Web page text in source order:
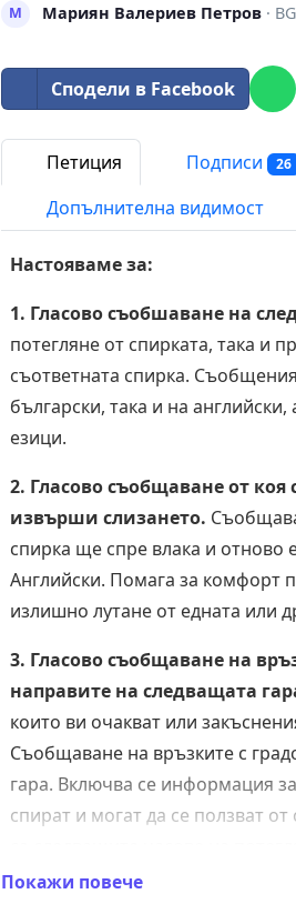
М Мариян Валериев Петров· BG
Сподели в Facebook
Петиция Подписи 26
Допълнителна видимост
Настояваме за:
1. Гласово съобшаване на
потегляне от спирката, така и
съответната спирка.
български, така и на
езици.
2. Гласово съобщаване от коя
извърши слизането.
спирка ще спре влака и отново
Английски. Помага за комфорт
излишно лутане от едната или
3. Гласово съобщаване на
направите на следващата
които ви очакват или
Съобщаване на връзките с
гара. Включва се информация
спират и могат да се ползват от
съобщените линии.
Покажи повече